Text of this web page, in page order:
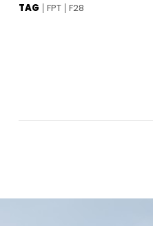
TAG FPT F28